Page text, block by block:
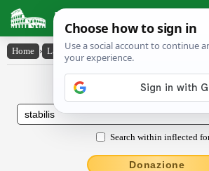
Latin Dictionary
Home › Latin-English › stăbĭlis
Latin to English
Search within inflected
Donazione